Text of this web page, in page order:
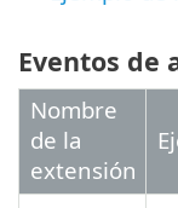
Eventos de
Nombre
de la
extensión